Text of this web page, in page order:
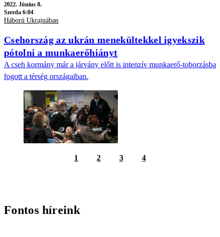
2022. Június 8.
Szerda 6:04
Háború Ukrajnában
Csehország az ukrán menekültekkel igyekszik
pótolni a munkaerőhiányt
A cseh kormány már a járvány előtt is intenzív munkaerő-toborzásba
fogott a térség országaiban.
1 2 3 4
Fontos híreink